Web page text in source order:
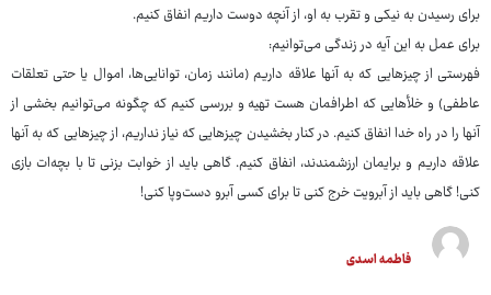
برای رسیدن به نیکی و تقرب به او، از آنچه دوست داریم انفاق کنیم.
برای عمل به این آیه در زندگی می‌توانیم:
فهرستی از چیزهایی که به آنها علاقه داریم (مانند زمان، توانایی‌ها، اموال یا حتی تعلقات
عاطفی) و خلأهایی که اطرافمان هست تهیه و بررسی کنیم که چگونه می‌توانیم بخشی از
آنها را در راه خدا انفاق کنیم. در کنار بخشیدن چیزهایی که نیاز نداریم، از چیزهایی که به آنها
علاقه داریم و برایمان ارزشمندند، انفاق کنیم. گاهی باید از خوابت بزنی تا با بچه‌ات بازی
کنی! گاهی باید از آبرویت خرج کنی تا برای کسی آبرو دست‌وپا کنی!
فاطمه اسدی